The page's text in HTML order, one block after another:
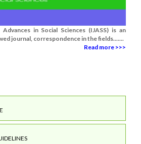
in Social Sciences (IJASS) is an
journal, correspondence in the fields.......
Read more >>>